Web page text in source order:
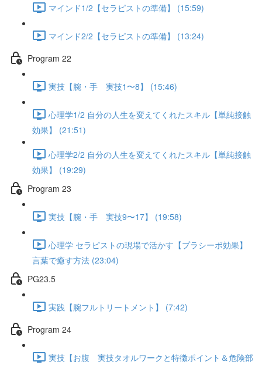
マインド1/2【セラピストの準備】 (15:59)
マインド2/2【セラピストの準備】 (13:24)
Program 22
実技【腕・手 実技1〜8】 (15:46)
心理学1/2 自分の人生を変えてくれたスキル【単純接触
効果】 (21:51)
心理学2/2 自分の人生を変えてくれたスキル【単純接触
効果】 (19:29)
Program 23
実技【腕・手 実技9〜17】 (19:58)
心理学 セラピストの現場で活かす【プラシーボ効果】
言葉で癒す方法 (23:04)
PG23.5
実践【腕フルトリートメント】 (7:42)
Program 24
実技【お腹 実技タオルワークと特徴ポイント＆危険部